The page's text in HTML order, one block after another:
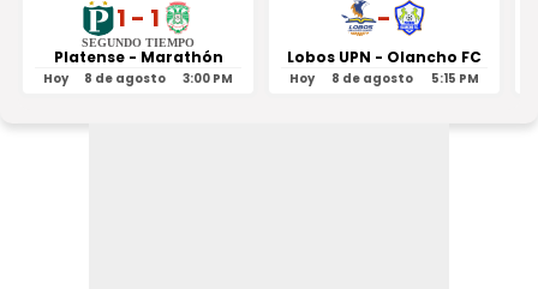
1 - 1
SEGUNDO TIEMPO
Platense - Marathón
Hoy 8 de agosto 3:00 PM
-
Lobos UPN - Olancho FC
Hoy 8 de agosto 5:15 PM